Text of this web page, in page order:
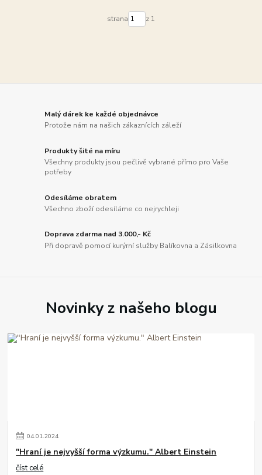
strana z 1
Malý dárek ke každé objednávce
Protože nám na našich zákaznících záleží
Produkty šité na míru
Všechny produkty jsou pečlivě vybrané přímo pro Vaše
potřeby
Odesíláme obratem
Všechno zboží odesíláme co nejrychleji
Doprava zdarma nad 3.000,- Kč
Při dopravě pomocí kurýrní služby Balíkovna a Zásilkovna
Novinky z našeho blogu
04.01.2024
"Hraní je nejvyšší forma výzkumu." Albert Einstein
číst celé